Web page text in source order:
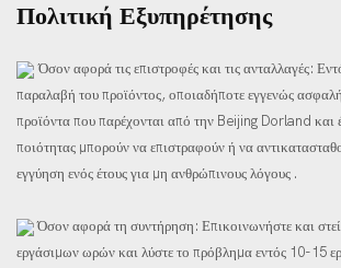
Πολιτική Εξυπηρέτησης
Όσον αφορά τις επιστροφές και τις ανταλλαγές:
παραλαβή του προϊόντος, οποιαδήποτε εγγενώς
προϊόντα που παρέχονται από την Beijing Dorland και
ποιότητας μπορούν να επιστραφούν ή να
εγγύηση ενός έτους για μη ανθρώπινους λόγους .
Όσον αφορά τη συντήρηση: Επικοινωνήστε και
εργάσιμων ωρών και λύστε το πρόβλημα εντός 10-15